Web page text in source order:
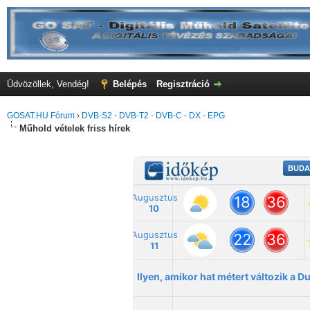
Üdvözöllek, Vendég! Belépés Regisztráció
GOSAT.HU Fórum › DVB-S2 - DVB-T2 - DVB-C - DX - EPG
Műhold vételek friss hírek